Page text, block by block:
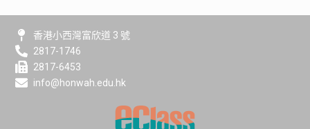
香港小西灣富欣道 3 號
2817-1746
2817-6453
info@honwah.edu.hk